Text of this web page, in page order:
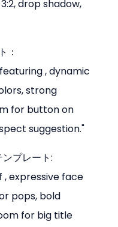
drop shadow,
：
, dynamic
strong
for button on
suggestion."
プレート:
, expressive face
pops, bold
for big title